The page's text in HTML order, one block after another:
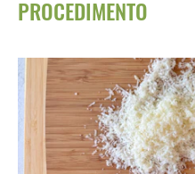
PROCEDIMENTO